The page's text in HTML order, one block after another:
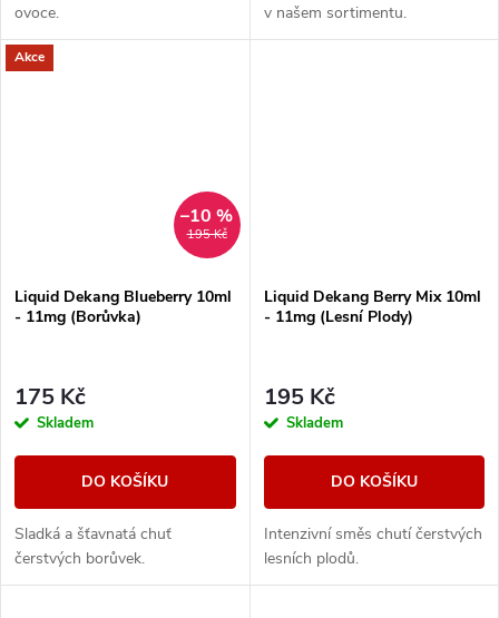
ovoce.
v našem sortimentu.
Akce
195 Kč
–10 %
Liquid Dekang Blueberry 10ml
- 11mg (Borůvka)
175 Kč
Skladem
DO KOŠÍKU
Sladká a šťavnatá chuť
čerstvých borůvek.
Liquid Dekang Berry Mix 10ml
- 11mg (Lesní Plody)
195 Kč
Skladem
DO KOŠÍKU
Intenzivní směs chutí čerstvých
lesních plodů.